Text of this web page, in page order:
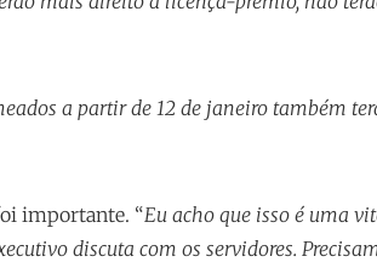
a partir de 12 de janeiro também
importante. “Eu acho que isso é uma
discuta com os servidores.